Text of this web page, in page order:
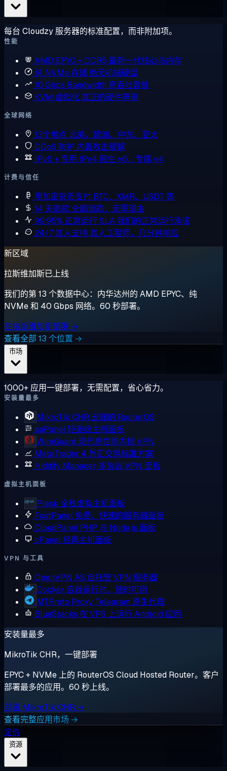
每台 Cloudzy 服务器的标准配置，而非附加项。
性能
AMD EPYC + DDR5 最新一代核心与内存
纯 NVMe 存储绝无机械硬盘
10 Gbps Bandwidth 高吞吐套餐
KVM 虚拟化 真正的硬件隔离
全球网络
13个地点 北美、欧洲、中东、亚太
DDoS 防护 内置攻击缓解
IPv6 + 专用 IPv4 原生 v6，专属 v4
计费与信任
用加密货币支付 BTC、XMR、USDT 等
14 天退款全额退款，无需理由
99.95% 正常运行 SLA我们的正常运行承诺
24/7 真人支持 真人工程师，几分钟响应
新区域
拉斯维加斯已上线
我们的第 13 个数据中心：内华达州的 AMD EPYC、纯
NVMe 和 40 Gbps 网络。60 秒部署。
在拉斯维加斯部署 →
查看全部 13 个位置 →
1000+ 应用一键部署，无需配置，省心省力。
安装量最多
MikroTik CHR 云端的 RouterOS
aaPanel轻量级主机面板
WireGuard 现代高性能内核 VPN
MetaTrader 4 外汇交易标准方案
Hiddify Manager 多协议 VPN 面板
虚拟主机面板
Plesk 全栈虚拟主机面板
FastPanel 免费、快速的服务器面板
CloudPanel PHP 与 Node.js 面板
cPanel经典主机面板
VPN 与工具
OpenVPN AS 自托管 VPN 服务器
Docker 容器运行时，随时可用
MTProto Proxy Telegram 原生代理
BlueStacks 在 VPS 上运行 Android 应用
安装量最多
MikroTik CHR，一键部署
EPYC + NVMe 上的 RouterOS Cloud Hosted Router。客户
部署最多的应用。60 秒上线。
部署 MikroTik CHR →
查看完整应用市场 →
定价